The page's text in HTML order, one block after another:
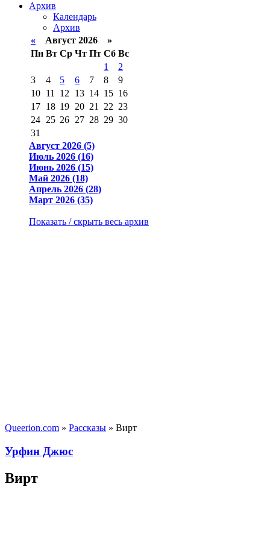
Архив
Календарь
Архив
« Август 2026 »
Пн Вт Ср Чт Пт Сб Вс
1
2
3
4 5 6 7 8
9
10 11 12 13 14 15 16
17 18 19 20 21 22 23
24 25 26 27 28 29 30
31
Август 2026 (5)
Июль 2026 (16)
Июнь 2026 (15)
Май 2026 (18)
Апрель 2026 (28)
Март 2026 (35)
Показать / скрыть весь архив
Queerion.com » Рассказы » Вирт
Урфин Джюс
Вирт